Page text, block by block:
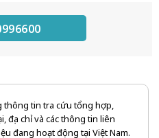
thông tin tra cứu tổng hợp,
địa chỉ và các thông tin liên
đang hoạt động tại Việt Nam.